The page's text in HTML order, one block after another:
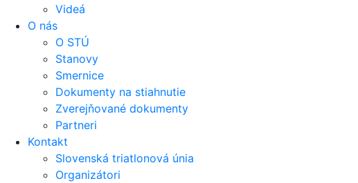
Videá
O nás
O STÚ
Stanovy
Smernice
Dokumenty na stiahnutie
Zverejňované dokumenty
Partneri
Kontakt
Slovenská triatlonová únia
Organizátori